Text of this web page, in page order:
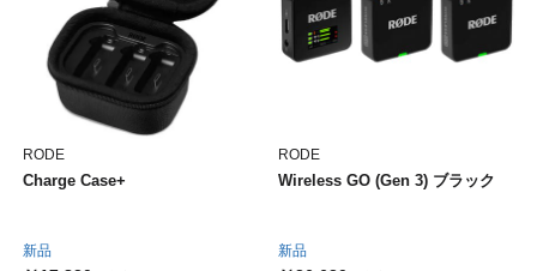
新品
RODE
Charge Case+
新品
RODE
Wireless GO (Gen 3) ブラック